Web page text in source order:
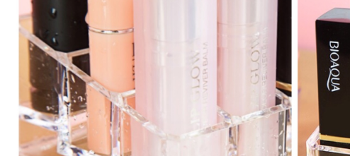
Hộp Khay Kệ Đựng Đồ Trang
Điểm - Mỹ Phẩm Đẹp Sang
TPHCM - Trang 2
Bán Hộp Đựng Đồng Hồ
Hộp Đựng Trang Sức -
bằng Da, bằng Gỗ tại